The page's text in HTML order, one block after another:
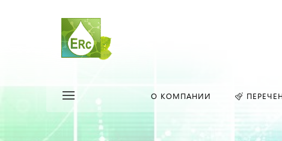
О КОМПАНИИ